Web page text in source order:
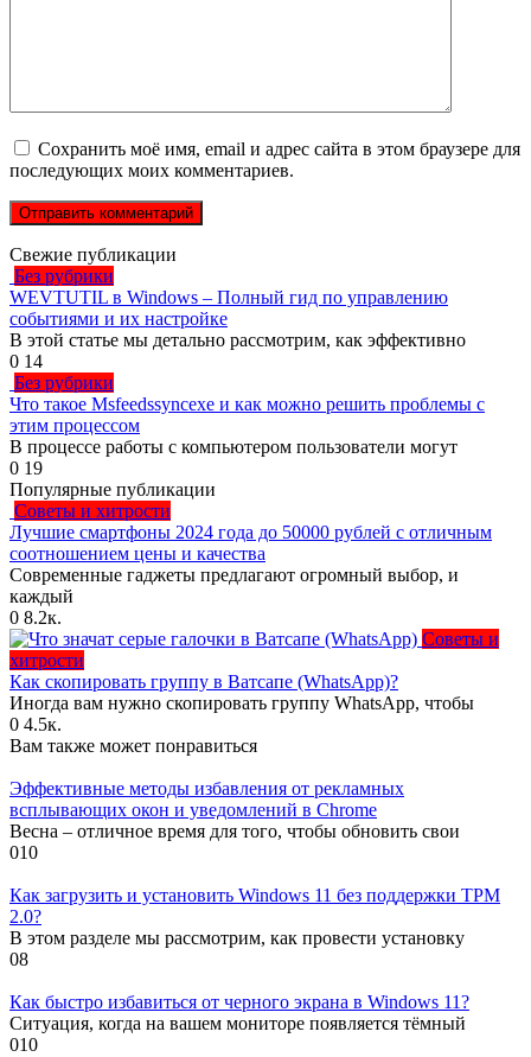
Сохранить моё имя, email и адрес сайта в этом браузере для
последующих моих комментариев.
Свежие публикации
Без рубрики
WEVTUTIL в Windows – Полный гид по управлению
событиями и их настройке
В этой статье мы детально рассмотрим, как эффективно
0 14
Без рубрики
Что такое Msfeedssyncexe и как можно решить проблемы с
этим процессом
В процессе работы с компьютером пользователи могут
0 19
Популярные публикации
Советы и хитрости
Лучшие смартфоны 2024 года до 50000 рублей с отличным
соотношением цены и качества
Современные гаджеты предлагают огромный выбор, и
каждый
0 8.2к.
Советы и
хитрости
Как скопировать группу в Ватсапе (WhatsApp)?
Иногда вам нужно скопировать группу WhatsApp, чтобы
0 4.5к.
Вам также может понравиться
Эффективные методы избавления от рекламных
всплывающих окон и уведомлений в Chrome
Весна – отличное время для того, чтобы обновить свои
010
Как загрузить и установить Windows 11 без поддержки TPM
2.0?
В этом разделе мы рассмотрим, как провести установку
08
Как быстро избавиться от черного экрана в Windows 11?
Ситуация, когда на вашем мониторе появляется тёмный
010